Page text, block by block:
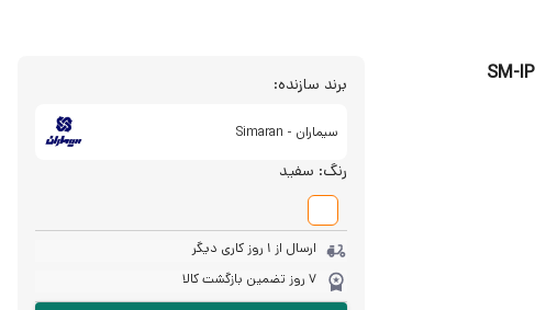
برند سازنده:
سیماران - Simaran
رنگ: سفید
ارسال از 1 روز کاری دیگر
7 روز تضمین بازگشت کالا